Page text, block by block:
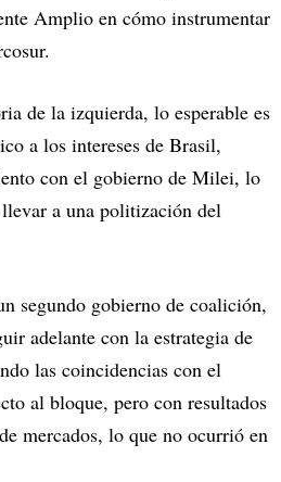
Amplio en cómo instrumentar
de la izquierda, lo esperable es
a los intereses de Brasil,
con el gobierno de Milei, lo
a una politización del
segundo gobierno de coalición,
adelante con la estrategia de
las coincidencias con el
al bloque, pero con resultados
mercados, lo que no ocurrió en